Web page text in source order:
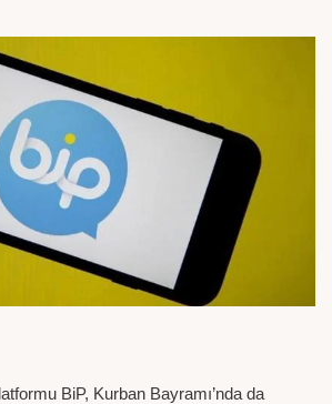
BiP, Kurban Bayramı’nda da